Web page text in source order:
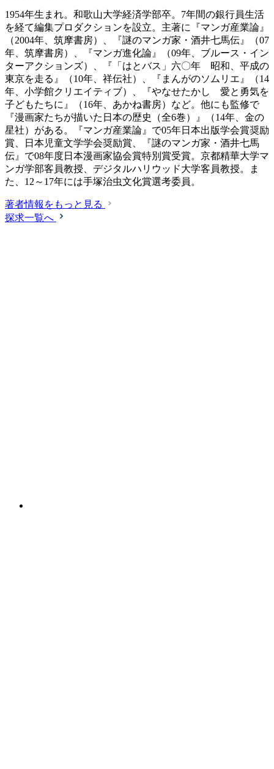
1954年生まれ。和歌山大学経済学部卒。7年間の銀行員生活
を経て編集プロダクションを設立。主著に『マンガ産業論』
（2004年、筑摩書房）、『謎のマンガ家・酒井七馬伝』（07
年、筑摩書房）、『マンガ進化論』（09年、ブルース・イン
ターアクションズ）、『「はとバス」六〇年 昭和、平成の
東京を走る』（10年、祥伝社）、『まんがのソムリエ』（14
年、小学館クリエイティブ）、『やなせたかし 愛と勇気を
子どもたちに』（16年、あかね書房）など。他にも監修で
『漫画家たちが描いた日本の歴史（全6巻）』（14年、金の
星社）がある。『マンガ産業論』で05年日本出版学会賞奨励
賞、日本児童文学学会奨励賞、『謎のマンガ家・酒井七馬
伝』で08年度日本漫画家協会賞特別賞受賞。京都精華大学マ
ンガ学部客員教授、デジタルハリウッド大学客員教授。ま
た、12～17年には手塚治虫文化賞選考委員。
著者情報をもっと見る
探求一覧へ